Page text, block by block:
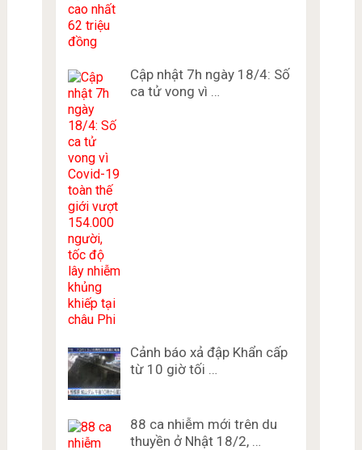
Cập nhật 7h ngày 18/4: Số
ca tử vong vì …
Cảnh báo xả đập Khẩn cấp
từ 10 giờ tối …
88 ca nhiễm mới trên du
thuyền ở Nhật 18/2, …